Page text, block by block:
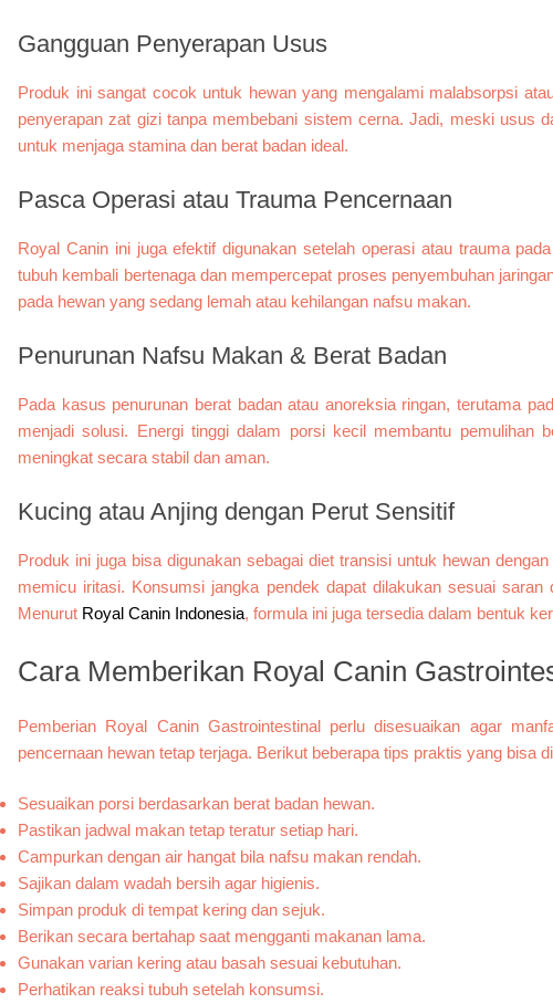
Gangguan Penyerapan Usus
Produk ini sangat cocok untuk hewan yang mengalami malabsorpsi
penyerapan zat gizi tanpa membebani sistem cerna. Jadi, meski usus
untuk menjaga stamina dan berat badan ideal.
Pasca Operasi atau Trauma Pencernaan
Royal Canin ini juga efektif digunakan setelah operasi atau trauma
tubuh kembali bertenaga dan mempercepat proses penyembuhan
pada hewan yang sedang lemah atau kehilangan nafsu makan.
Penurunan Nafsu Makan & Berat Badan
Pada kasus penurunan berat badan atau anoreksia ringan, terutama
menjadi solusi. Energi tinggi dalam porsi kecil membantu pemulihan
meningkat secara stabil dan aman.
Kucing atau Anjing dengan Perut Sensitif
Produk ini juga bisa digunakan sebagai diet transisi untuk hewan
memicu iritasi. Konsumsi jangka pendek dapat dilakukan sesuai
Menurut Royal Canin Indonesia, formula ini juga tersedia dalam bentuk
Cara Memberikan Royal Canin
Pemberian Royal Canin Gastrointestinal perlu disesuaikan agar
pencernaan hewan tetap terjaga. Berikut beberapa tips praktis yang bisa
Sesuaikan porsi berdasarkan berat badan hewan.
Pastikan jadwal makan tetap teratur setiap hari.
Campurkan dengan air hangat bila nafsu makan rendah.
Sajikan dalam wadah bersih agar higienis.
Simpan produk di tempat kering dan sejuk.
Berikan secara bertahap saat mengganti makanan lama.
Gunakan varian kering atau basah sesuai kebutuhan.
Perhatikan reaksi tubuh setelah konsumsi.